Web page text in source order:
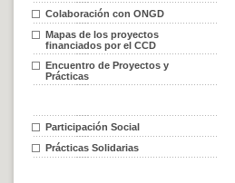
Colaboración con ONGD
Mapas de los proyectos
financiados por el CCD
Encuentro de Proyectos y
Prácticas
Participación Social
Prácticas Solidarias